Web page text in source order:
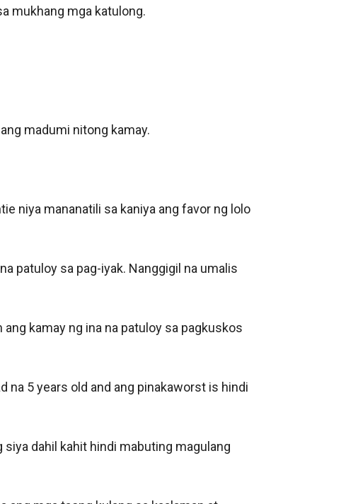
mukhang mga katulong.
madumi nitong kamay.
niya mananatili sa kaniya ang favor ng lolo
patuloy sa pag-iyak. Nanggigil na umalis
ang kamay ng ina na patuloy sa pagkuskos
na 5 years old and ang pinakaworst is hindi
siya dahil kahit hindi mabuting magulang